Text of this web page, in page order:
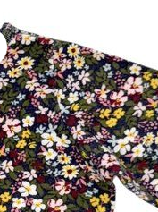
ПОТРІБНА
Щодня з 10:00 до 22:00
Відповімо на будь-яке
нам: